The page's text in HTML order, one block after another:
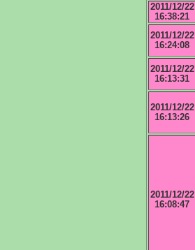
2011/12/22
16:38:21
2011/12/22
16:24:08
2011/12/22
16:13:31
2011/12/22
16:13:26
2011/12/22
16:08:47